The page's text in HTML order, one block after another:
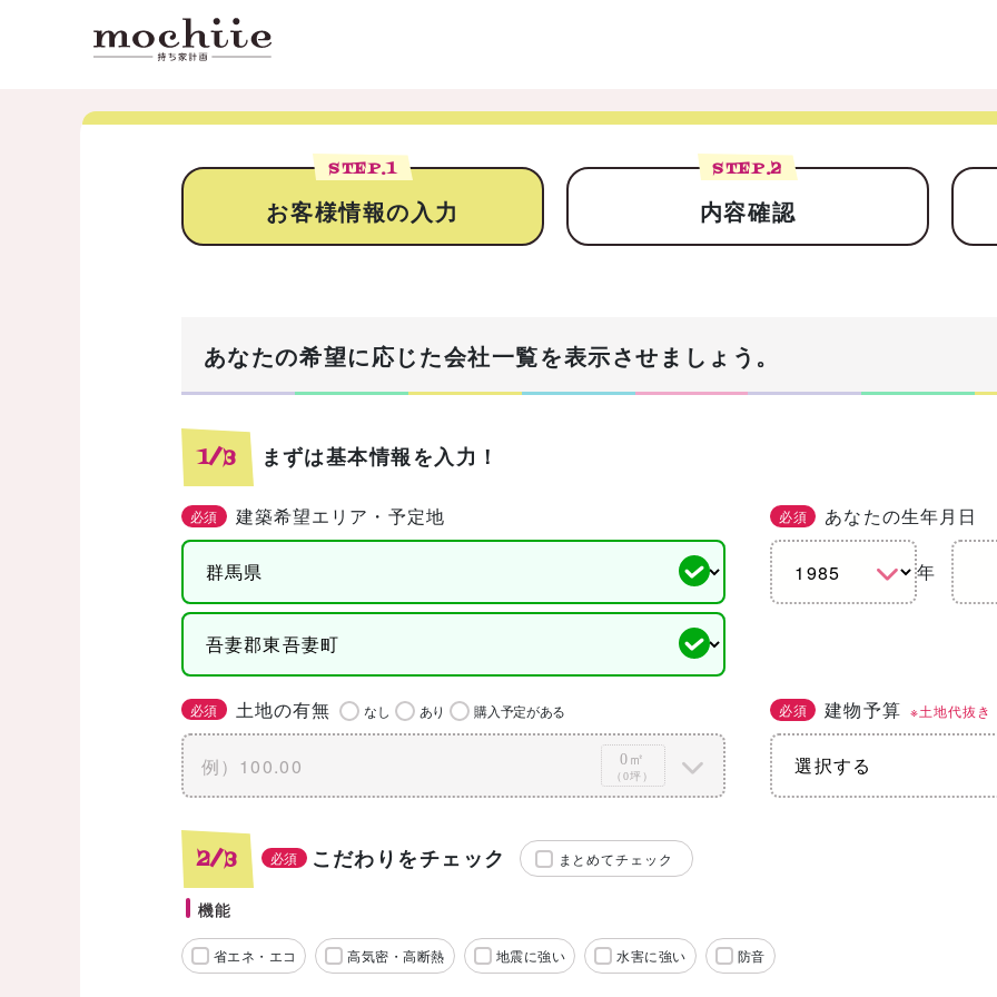
STEP.1
お客様情報の入力
STEP.2
内容確認
あなたの希望に応じた会社一覧を表示させましょう。
1/3 まずは基本情報を入力！
必須 建築希望エリア・予定地 必須 あなたの生年月日
年
必須 土地の有無 なし あり 購入予定がある
0㎡
（0坪）
必須 建物予算 ※土地代抜き
2/3 必須 こだわりをチェック まとめてチェック
機能
省エネ・エコ 高気密・高断熱 地震に強い 水害に強い 防音